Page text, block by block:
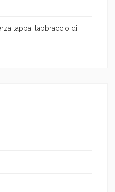
tappa: l’abbraccio di